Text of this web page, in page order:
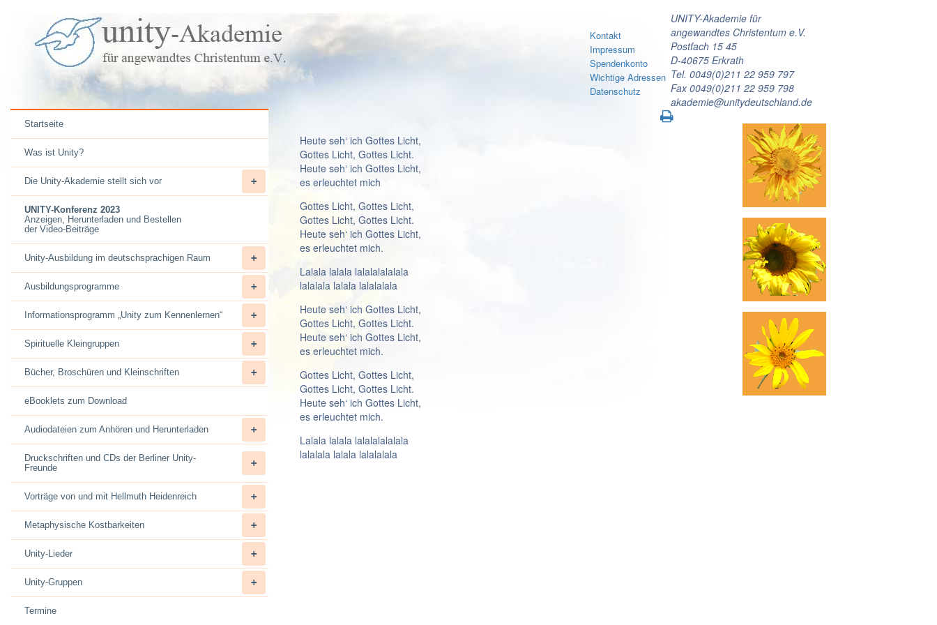
UNITY-Akademie für
angewandtes Christentum e.V.
Postfach 15 45
D-40675 Erkrath
Tel. 0049(0)211 22 959 797
Fax 0049(0)211 22 959 798
akademie@unitydeutschland.de
Kontakt
Impressum
Spendenkonto
Wichtige Adressen
Datenschutz
Startseite
Was ist Unity?
Die Unity-Akademie stellt sich vor
UNITY-Konferenz 2023
Anzeigen, Herunterladen und Bestellen
der Video-Beiträge
Unity-Ausbildung im deutschsprachigen Raum
Ausbildungsprogramme
Informationsprogramm „Unity zum Kennenlernen“
Spirituelle Kleingruppen
Bücher, Broschüren und Kleinschriften
eBooklets zum Download
Audiodateien zum Anhören und Herunterladen
Druckschriften und CDs der Berliner Unity-
Freunde
Vorträge von und mit Hellmuth Heidenreich
Metaphysische Kostbarkeiten
Unity-Lieder
Unity-Gruppen
Termine
Heute seh‘ ich Gottes Licht,
Gottes Licht, Gottes Licht.
Heute seh‘ ich Gottes Licht,
es erleuchtet mich
Gottes Licht, Gottes Licht,
Gottes Licht, Gottes Licht.
Heute seh‘ ich Gottes Licht,
es erleuchtet mich.
Lalala lalala lalalalalalala
lalalala lalala lalalalala
Heute seh‘ ich Gottes Licht,
Gottes Licht, Gottes Licht.
Heute seh‘ ich Gottes Licht,
es erleuchtet mich.
Gottes Licht, Gottes Licht,
Gottes Licht, Gottes Licht.
Heute seh‘ ich Gottes Licht,
es erleuchtet mich.
Lalala lalala lalalalalalala
lalalala lalala lalalalala